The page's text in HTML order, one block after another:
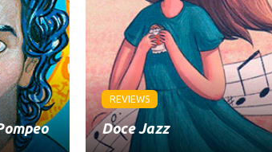
REVIEWS
Doce Jazz